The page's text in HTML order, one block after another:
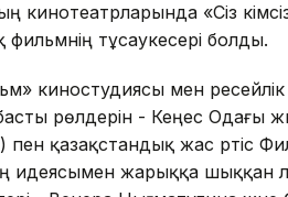
кинотеатрларында «Сіз
тұсаукесері болды.
киностудиясы мен
рөлдерін - Кеңес Одағы
пен қазақстандық жас әртіс
идеясымен жарыққа